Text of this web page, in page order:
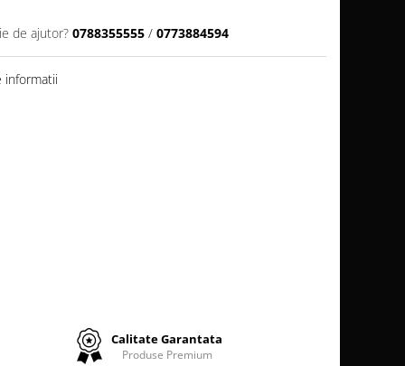
de ajutor? 0788355555 / 0773884594
informatii
Calitate Garantata
Produse Premium